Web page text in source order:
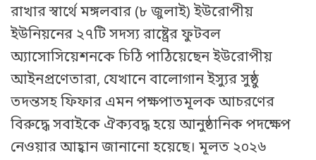
রাখার স্বার্থে মঙ্গলবার (৮ জুলাই) ইউরোপীয়
ইউনিয়নের ২৭টি সদস্য রাষ্ট্রের ফুটবল
অ্যাসোসিয়েশনকে চিঠি পাঠিয়েছেন ইউরোপীয়
আইনপ্রণেতারা, যেখানে বালোগান ইস্যুর সুষ্ঠু
তদন্তসহ ফিফার এমন পক্ষপাতমূলক আচরণের
বিরুদ্ধে সবাইকে ঐক্যবদ্ধ হয়ে আনুষ্ঠানিক পদক্ষেপ
নেওয়ার আহ্বান জানানো হয়েছে। মূলত ২০২৬